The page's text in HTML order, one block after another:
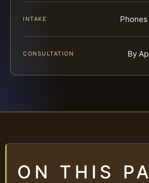
INTAKE
CONSULTATION By
ON THIS